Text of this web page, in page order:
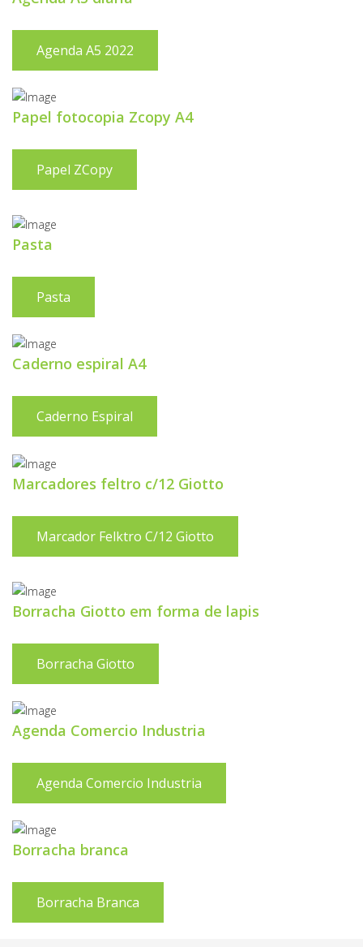
Agenda A5 2022
Papel fotocopia Zcopy A4
Papel ZCopy
Pasta
Pasta
Caderno espiral A4
Caderno Espiral
Marcadores feltro c/12 Giotto
Marcador Felktro C/12 Giotto
Borracha Giotto em forma de lapis
Borracha Giotto
Agenda Comercio Industria
Agenda Comercio Industria
Borracha branca
Borracha Branca